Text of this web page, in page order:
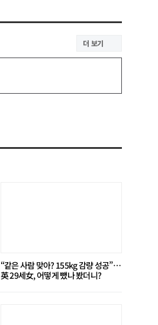
더 보기
“같은 사람 맞아? 155kg 감량 성공”…
英 29세女, 어떻게 뺐나 봤더니?